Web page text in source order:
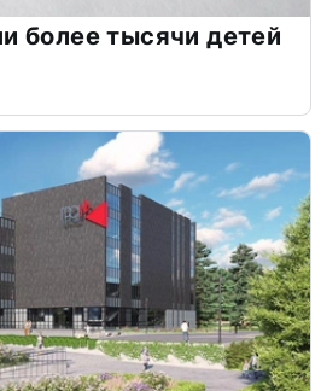
более тысячи детей